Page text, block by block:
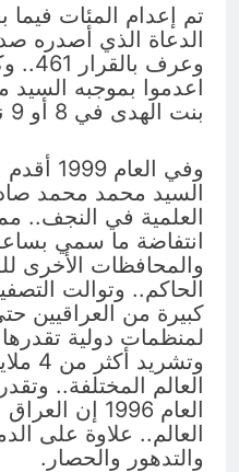
تم إعدام المئات
وعرف
اعدموا بموجبه السيد
بنت الهدى في 8 أو 9 نيسان 1980.
وفي
السيد محمد محمد
العلمية في النجف..
انتفاضة ما سمي
والمحافظات الأخرى
الحاكم.. وتوالت
كبيرة من العراقيين
لمنظمات دولية
العالم المختلفة..
العام 1996
العالم.. علاوة على
والتدهور والحصار.